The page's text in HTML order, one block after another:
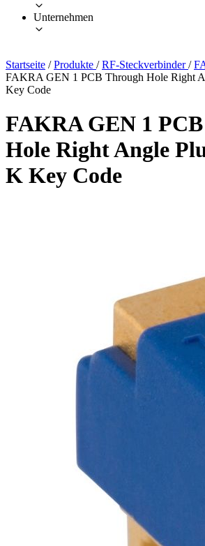
Unternehmen
Startseite / Produkte / RF-Steckverbinder/
FAKRA GEN 1 PCB Through Hole Right
Key Code
FAKRA GEN 1
Hole Right Angle
K Key Code